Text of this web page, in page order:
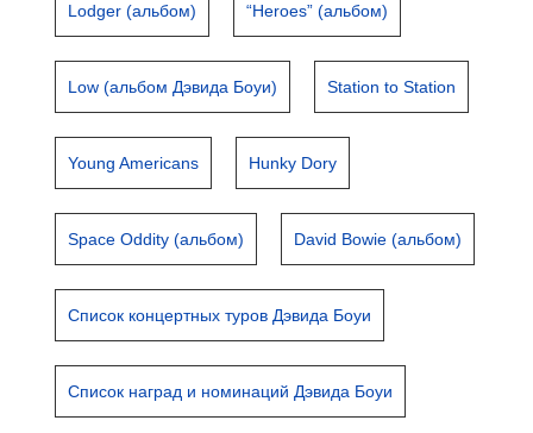
Lodger (альбом) “Heroes” (альбом)
Low (альбом Дэвида Боуи) Station to Station
Young Americans Hunky Dory
Space Oddity (альбом) David Bowie (альбом)
Список концертных туров Дэвида Боуи
Список наград и номинаций Дэвида Боуи